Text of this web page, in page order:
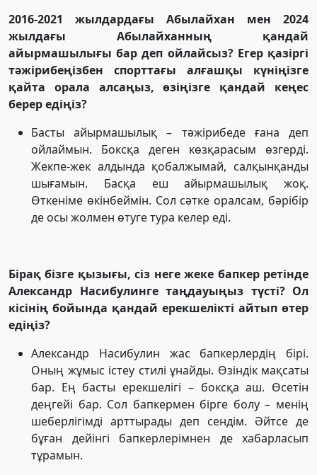
2016-2021 жылдардағы Абылайхан мен 2024
жылдағы Абылайханның қандай
айырмашылығы бар деп ойлайсыз? Егер қазіргі
тәжірибеңізбен спорттағы алғашқы күніңізге
қайта орала алсаңыз, өзіңізге қандай кеңес
берер едіңіз?
Басты айырмашылық – тәжірибеде ғана деп
ойлаймын. Боксқа деген көзқарасым өзгерді.
Жекпе-жек алдында қобалжымай, салқынқанды
шығамын. Басқа еш айырмашылық жоқ.
Өткеніме өкінбеймін. Сол сәтке оралсам, бәрібір
де осы жолмен өтуге тура келер еді.
Бірақ бізге қызығы, сіз неге жеке бапкер ретінде
Александр Насибулинге таңдауыңыз түсті? Ол
кісінің бойында қандай ерекшелікті айтып өтер
едіңіз?
Александр Насибулин жас бапкерлердің бірі.
Оның жұмыс істеу стилі ұнайды. Өзіндік мақсаты
бар. Ең басты ерекшелігі – боксқа аш. Өсетін
деңгейі бар. Сол бапкермен бірге болу – менің
шеберлігімді арттырады деп сендім. Әйтсе де
бұған дейінгі бапкерлерімнен де хабарласып
тұрамын.